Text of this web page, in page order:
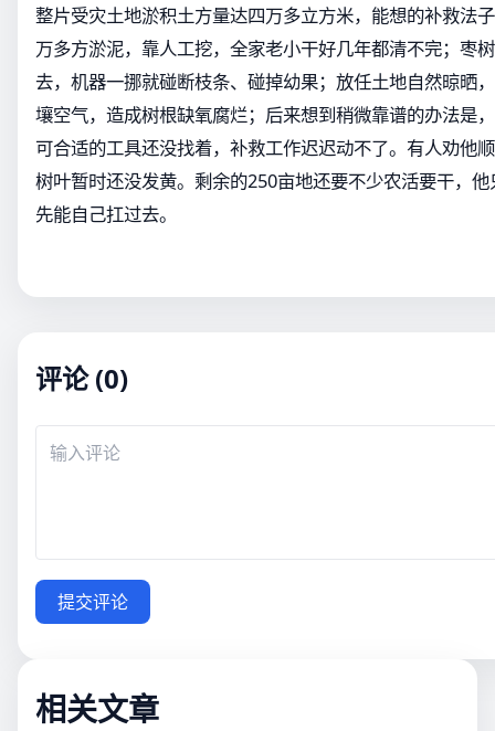
整片受灾土地淤积土方量达四万多立方米，能想的补救法
万多方淤泥，靠人工挖，全家老小干好几年都清不完；枣
去，机器一挪就碰断枝条、碰掉幼果；放任土地自然晾晒
壤空气，造成树根缺氧腐烂；后来想到稍微靠谱的办法是
可合适的工具还没找着，补救工作迟迟动不了。有人劝他
树叶暂时还没发黄。剩余的250亩地还要不少农活要干，
先能自己扛过去。
评论 (0)
提交评论
相关文章